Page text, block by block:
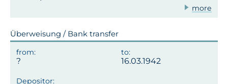
more
Überweisung / Bank transfer
16.03.1942